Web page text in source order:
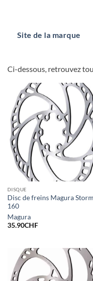
Site de la marque
Ci-dessous, retrouvez
DISQUE
Disc de freins Magura
160
Magura
35.90CHF